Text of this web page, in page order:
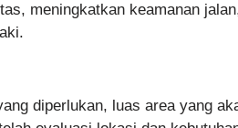
meningkatkan keamanan
diperlukan, luas area yang